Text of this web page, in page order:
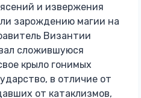
и извержения
зарождению магии на
Византии
сложившуюся
крыло гонимых
в отличие от
от катаклизмов,